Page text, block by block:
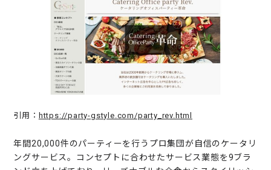
引用： https://party-gstyle.com/party_rev.html
年間20,000件のパーティーを行うプロ集団が自信のケータリ
ングサービス。コンセプトに合わせたサービス業態を9ブラ